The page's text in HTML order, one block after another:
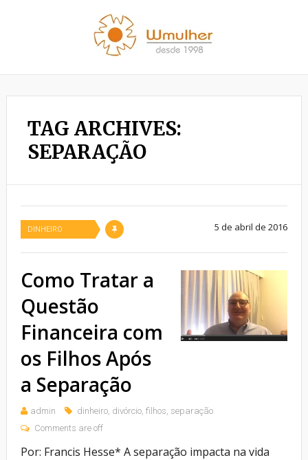
TAG ARCHIVES:
SEPARAÇÃO
DINHEIRO 5 de abril de 2016
Como Tratar a
Questão
Financeira com
os Filhos Após
a Separação
admin dinheiro, divórcio, filhos, separação
Comments are off
Por: Francis Hesse* A separação impacta na vida